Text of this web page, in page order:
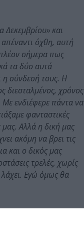
Δεκεμβρίου» και
όχθη, αυτή
σήμερα πως
τα δύο αυτά
η σύνδεσή τους. Η
διεσταλμένος, χρόνος
Με ενδιέφερε πάντα να
φανταστικές
Αλλά η δική μας
ακόμη να βρει τις
και ο δικός μας
τρελές, χωρίς
λάχει. Εγώ όμως θα